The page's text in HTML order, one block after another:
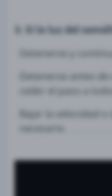
3. Si la luz del
Detenerse y
Detenerse antes
ceder el paso a
Bajar la velocidad
necesario.